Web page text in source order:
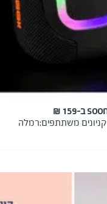
קניונים משתתפים:רמלה